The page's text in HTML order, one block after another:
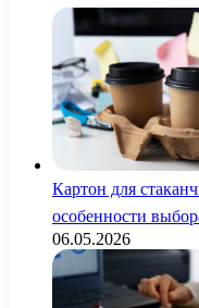
Картон для
особенности
06.05.2026